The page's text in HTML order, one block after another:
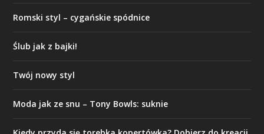
Romski styl – cygańskie spódnice
Ślub jak z bajki!
Twój nowy styl
Moda jak ze snu – Tony Bowls: suknie